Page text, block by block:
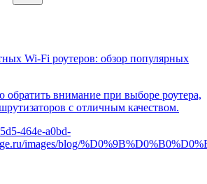
Wi-Fi роутеров: обзор популярных
обратить внимание при выборе роутера,
с отличным качеством.
464e-a0bd-
images/blog/